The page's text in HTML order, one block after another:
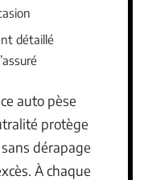
détaillé
auto pèse
protège
sans dérapage
À chaque